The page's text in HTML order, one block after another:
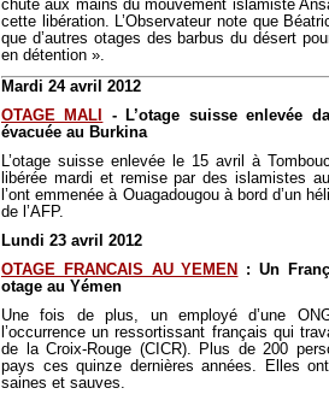
chute aux mains du mouvement islamiste
cette libération. L’Observateur note que
que d’autres otages des barbus du désert
en détention ».
Mardi 24 avril 2012
OTAGE MALI
- L’otage suisse enlevée
évacuée au Burkina
L’otage suisse enlevée le 15 avril à
libérée mardi et remise par des islamistes
l’ont emmenée à Ouagadougou à bord d’un
de l’AFP.
Lundi 23 avril 2012
OTAGE FRANCAIS AU YEMEN
: Un
otage au Yémen
Une fois de plus, un employé d’une
l’occurrence un ressortissant français qui
de la Croix-Rouge (CICR). Plus de 200
pays ces quinze dernières années. Elles
saines et sauves.